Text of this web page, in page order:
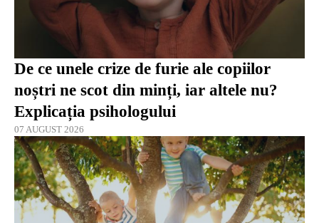
De ce unele crize de furie ale copiilor
noștri ne scot din minți, iar altele nu?
Explicația psihologului
07 AUGUST 2026